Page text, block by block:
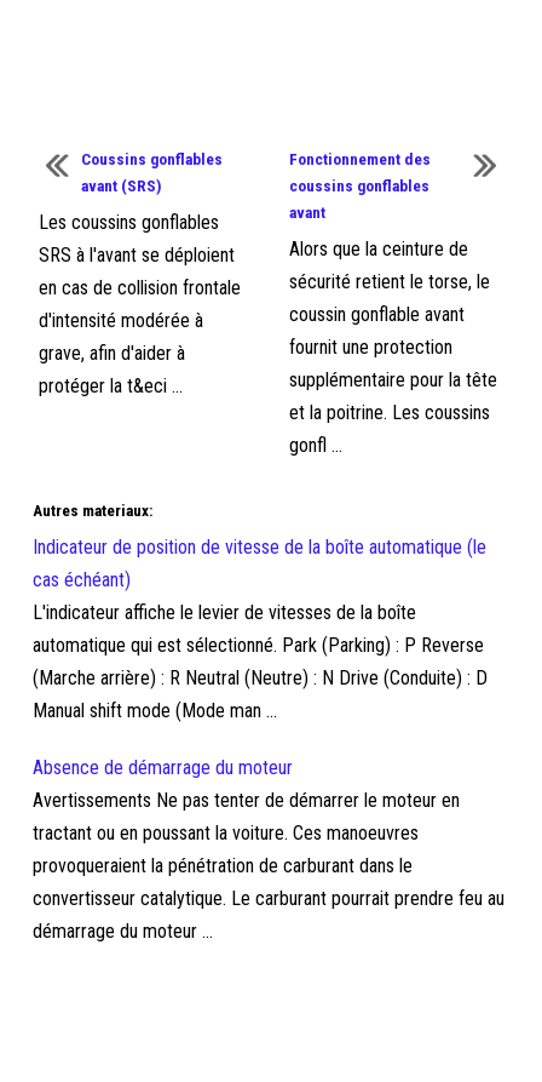
Coussins gonflables
avant (SRS)
Les coussins gonflables
SRS à l'avant se déploient
en cas de collision frontale
d'intensité modérée à
grave, afin d'aider à
protéger la t&eci ...
Fonctionnement des
coussins gonflables
avant
Alors que la ceinture de
sécurité retient le torse, le
coussin gonflable avant
fournit une protection
supplémentaire pour la tête
et la poitrine. Les coussins
gonfl ...
Autres materiaux:
Indicateur de position de vitesse de la boîte automatique (le
cas échéant)
L'indicateur affiche le levier de vitesses de la boîte
automatique qui est sélectionné. Park (Parking) : P Reverse
(Marche arrière) : R Neutral (Neutre) : N Drive (Conduite) : D
Manual shift mode (Mode man ...
Absence de démarrage du moteur
Avertissements Ne pas tenter de démarrer le moteur en
tractant ou en poussant la voiture. Ces manoeuvres
provoqueraient la pénétration de carburant dans le
convertisseur catalytique. Le carburant pourrait prendre feu au
démarrage du moteur ...